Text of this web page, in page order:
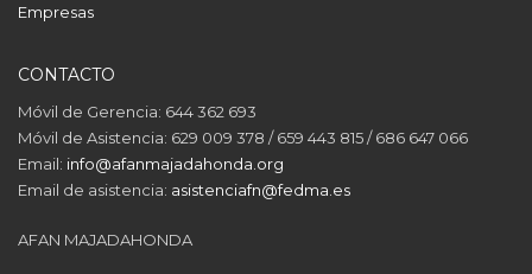
Empresas
CONTACTO
Móvil de Gerencia: 644 362 693
Móvil de Asistencia: 629 009 378 / 659 443 815 / 686 647 066
Email: info@afanmajadahonda.org
Email de asistencia: asistenciafn@fedma.es
AFAN MAJADAHONDA